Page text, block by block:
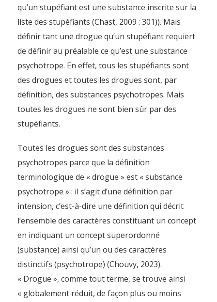
qu’un stupéfiant est une substance inscrite sur la
liste des stupéfiants (Chast, 2009 : 301)). Mais
définir tant une drogue qu’un stupéfiant requiert
de définir au préalable ce qu’est une substance
psychotrope. En effet, tous les stupéfiants sont
des drogues et toutes les drogues sont, par
définition, des substances psychotropes. Mais
toutes les drogues ne sont bien sûr par des
stupéfiants.
Toutes les drogues sont des substances
psychotropes parce que la définition
terminologique de « drogue » est « substance
psychotrope » : il s’agit d’une définition par
intension, c’est-à-dire une définition qui décrit
l’ensemble des caractères constituant un concept
en indiquant un concept superordonné
(substance) ainsi qu’un ou des caractères
distinctifs (psychotrope) (Chouvy, 2023).
« Drogue », comme tout terme, se trouve ainsi
« globalement réduit, de façon plus ou moins